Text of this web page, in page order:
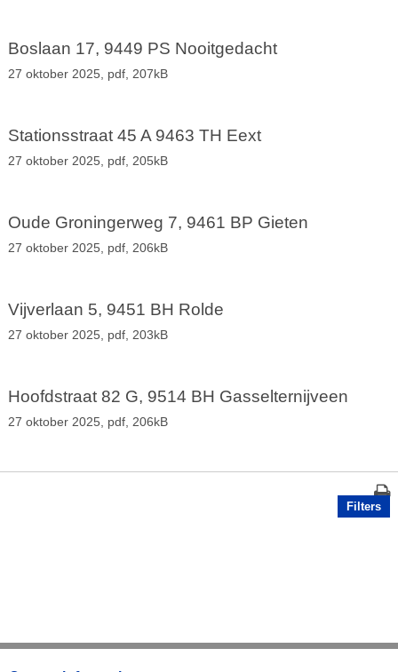
Boslaan 17, 9449 PS Nooitgedacht
27 oktober 2025, pdf, 207kB
Stationsstraat 45 A 9463 TH Eext
27 oktober 2025, pdf, 205kB
Oude Groningerweg 7, 9461 BP Gieten
27 oktober 2025, pdf, 206kB
Vijverlaan 5, 9451 BH Rolde
27 oktober 2025, pdf, 203kB
Hoofdstraat 82 G, 9514 BH Gasselternijveen
27 oktober 2025, pdf, 206kB
Filters